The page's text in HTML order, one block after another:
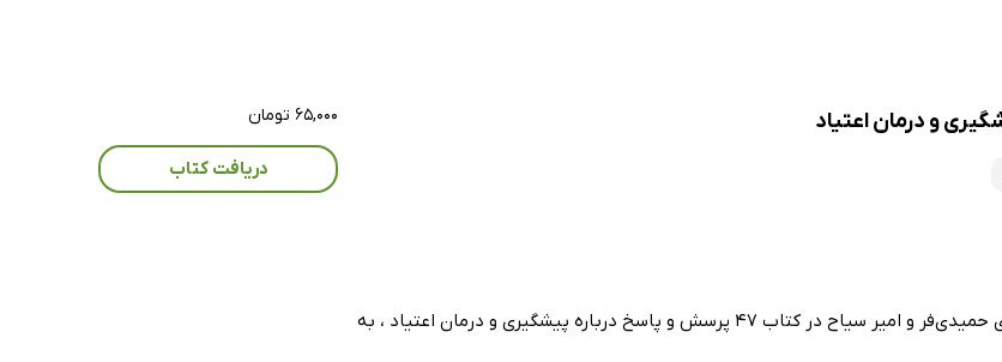
داود میرزایی مقدم ، آزاده اولیایی ، هادی حمیدی‌فر و امیر سیاح در کتاب 47 پرسش و پاسخ درباره پیشگیری و درمان اعتیاد ، به
۶۵,۰۰۰ تومان
دریافت کتاب